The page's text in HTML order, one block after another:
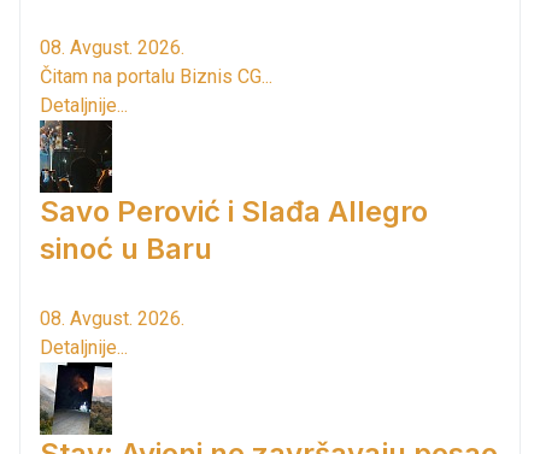
08. Avgust. 2026.
Čitam na portalu Biznis CG...
Detaljnije...
Savo Perović i Slađa Allegro
sinoć u Baru
08. Avgust. 2026.
Detaljnije...